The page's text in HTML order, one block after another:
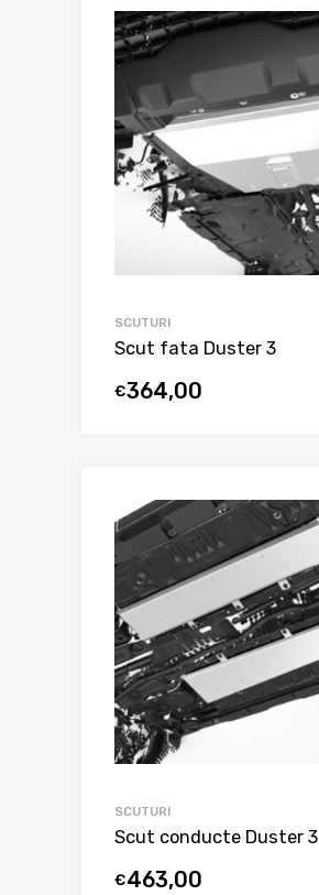
SCUTURI
Scut fata Duster 3
€364,00
SCUTURI
Scut conducte Duster 3
€463,00